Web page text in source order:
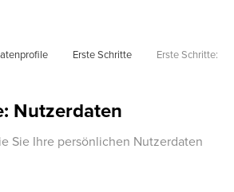
Erste Schritte
Erste Schritte:
Nutzerdaten
Sie Ihre persönlichen Nutzerdaten